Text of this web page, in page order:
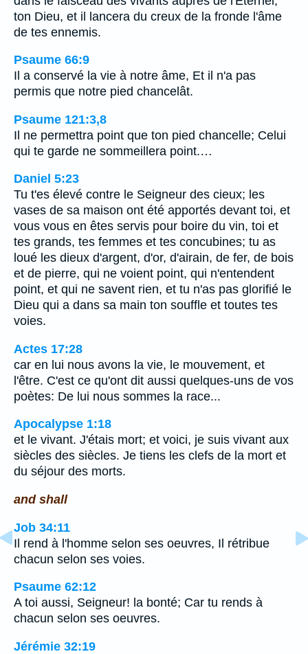
ton Dieu, et il lancera du creux de la fronde l'âme
de tes ennemis.
Psaume 66:9
Il a conservé la vie à notre âme, Et il n'a pas
permis que notre pied chancelât.
Psaume 121:3,8
Il ne permettra point que ton pied chancelle; Celui
qui te garde ne sommeillera point.…
Daniel 5:23
Tu t'es élevé contre le Seigneur des cieux; les
vases de sa maison ont été apportés devant toi, et
vous vous en êtes servis pour boire du vin, toi et
tes grands, tes femmes et tes concubines; tu as
loué les dieux d'argent, d'or, d'airain, de fer, de bois
et de pierre, qui ne voient point, qui n'entendent
point, et qui ne savent rien, et tu n'as pas glorifié le
Dieu qui a dans sa main ton souffle et toutes tes
voies.
Actes 17:28
car en lui nous avons la vie, le mouvement, et
l'être. C'est ce qu'ont dit aussi quelques-uns de vos
poètes: De lui nous sommes la race...
Apocalypse 1:18
et le vivant. J'étais mort; et voici, je suis vivant aux
siècles des siècles. Je tiens les clefs de la mort et
du séjour des morts.
and shall
Job 34:11
Il rend à l'homme selon ses oeuvres, Il rétribue
chacun selon ses voies.
Psaume 62:12
A toi aussi, Seigneur! la bonté; Car tu rends à
chacun selon ses oeuvres.
Jérémie 32:19